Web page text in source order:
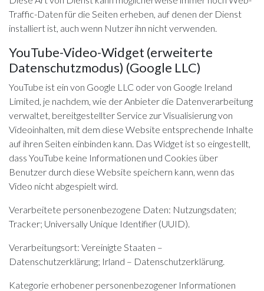
Traffic-Daten für die Seiten erheben, auf denen der Dienst
installiert ist, auch wenn Nutzer ihn nicht verwenden.
YouTube-Video-Widget (erweiterte
Datenschutzmodus) (Google LLC)
YouTube ist ein von Google LLC oder von Google Ireland
Limited, je nachdem, wie der Anbieter die Datenverarbeitung
verwaltet, bereitgestellter Service zur Visualisierung von
Videoinhalten, mit dem diese Website entsprechende Inhalte
auf ihren Seiten einbinden kann. Das Widget ist so eingestellt,
dass YouTube keine Informationen und Cookies über
Benutzer durch diese Website speichern kann, wenn das
Video nicht abgespielt wird.
Verarbeitete personenbezogene Daten: Nutzungsdaten;
Tracker; Universally Unique Identifier (UUID).
Verarbeitungsort: Vereinigte Staaten –
Datenschutzerklärung; Irland – Datenschutzerklärung.
Kategorie erhobener personenbezogener Informationen